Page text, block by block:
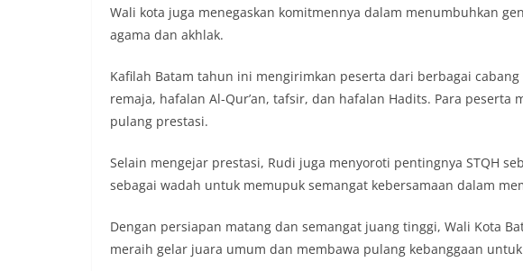
Wali kota juga menegaskan komitmennya dalam menumbuhkan
agama dan akhlak.
Kafilah Batam tahun ini mengirimkan peserta dari berbagai
remaja, hafalan Al-Qur’an, tafsir, dan hafalan Hadits. Para peserta
pulang prestasi.
Selain mengejar prestasi, Rudi juga menyoroti pentingnya STQH
sebagai wadah untuk memupuk semangat kebersamaan dalam
Dengan persiapan matang dan semangat juang tinggi, Wali Kota
meraih gelar juara umum dan membawa pulang kebanggaan